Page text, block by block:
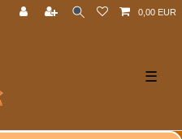
0,00 EUR
☰